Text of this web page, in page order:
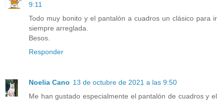
9:11
Todo muy bonito y el pantalón a cuadros un clásico para ir
siempre arreglada.
Besos.
Responder
Noelia Cano 13 de octubre de 2021 a las 9:50
Me han gustado especialmente el pantalón de cuadros y el